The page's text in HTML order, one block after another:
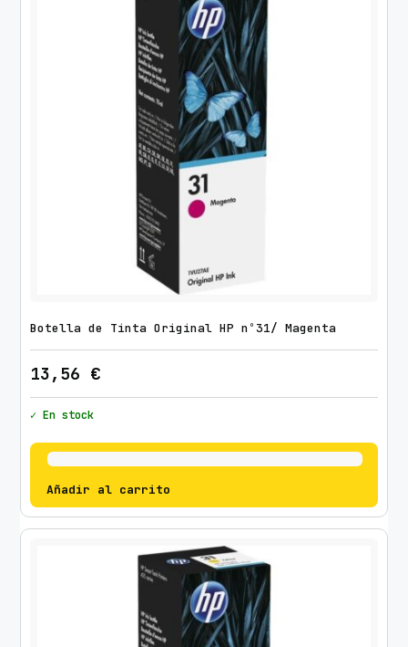
Botella de Tinta Original HP nº31/ Magenta
13,56 €
✓ En stock
Añadir al carrito